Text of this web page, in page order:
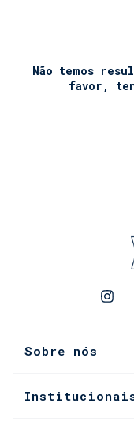
Não temos
favor,
Sobre nós